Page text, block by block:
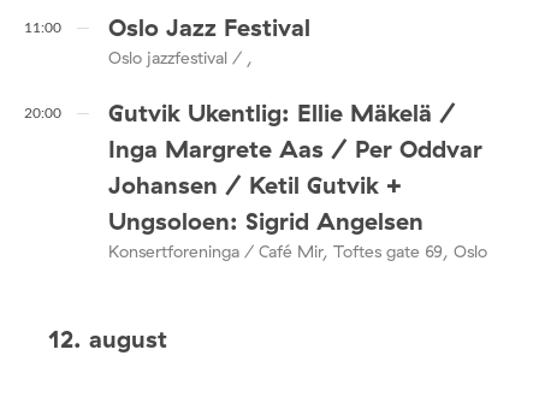
11:00 Oslo Jazz Festival
Oslo jazzfestival / ,
20:00
Gutvik Ukentlig: Ellie Mäkelä /
Inga Margrete Aas / Per Oddvar
Johansen / Ketil Gutvik +
Ungsoloen: Sigrid Angelsen
Konsertforeninga / Café Mir, Toftes gate 69, Oslo
12. august